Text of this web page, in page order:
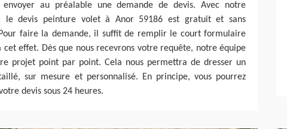
au préalable une demande de devis. Avec notre
le devis peinture volet à Anor 59186 est gratuit et sans
faire la demande, il suffit de remplir le court formulaire
cet effet. Dès que nous recevrons votre requête, notre équipe
projet point par point. Cela nous permettra de dresser un
sur mesure et personnalisé. En principe, vous pourrez
devis sous 24 heures.